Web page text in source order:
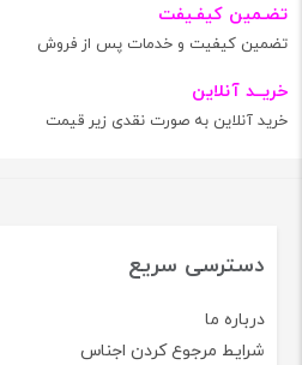
تضـمین کیفـیفت
تضمین کیفیت و خدمات پس از فروش
خریــد آنلاین
خرید آنلاین به صورت نقدی زیر قیمت
دسترسی سریع
درباره ما
شرایط مرجوع کردن اجناس